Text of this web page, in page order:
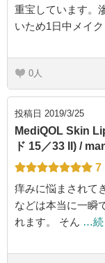
重宝しています。
いため1日中メイク
0
投稿日 2019/3/25
MediQOL Skin
ド 15／33 II) /
7
痒みに悩まされて
などは本当に一瞬
れます。 そん …続